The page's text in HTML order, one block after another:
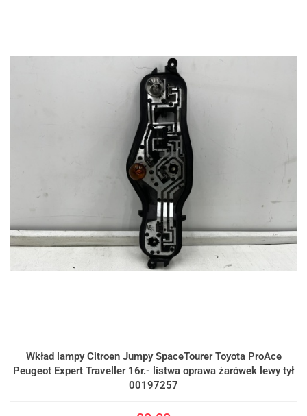
Wkład lampy Citroen Jumpy SpaceTourer Toyota ProAce
Peugeot Expert Traveller 16r.- listwa oprawa żarówek lewy tył
00197257